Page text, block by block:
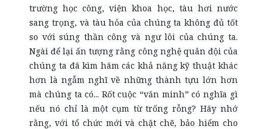
trường học công, viện khoa học, tàu hơi nước
sang trọng, và tàu hỏa của chúng ta không đủ tốt
so với súng thần công và ngư lôi của chúng ta.
Ngài để lại ấn tượng rằng công nghệ quân đội của
chúng ta đã kìm hãm các khả năng kỹ thuật khác
hơn là ngẫm nghĩ về những thành tựu lớn hơn
mà chúng ta có... Rốt cuộc “văn minh” có nghĩa gì
nếu nó chỉ là một cụm từ trống rỗng? Hãy nhớ
rằng, với tổ chức mới và chặt chẽ, bảo hiểm cho